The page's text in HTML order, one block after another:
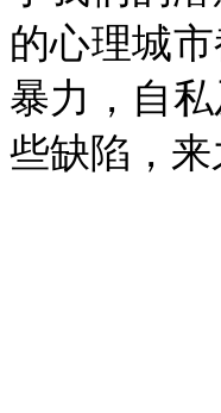
的心理城
暴力，自
些缺陷，